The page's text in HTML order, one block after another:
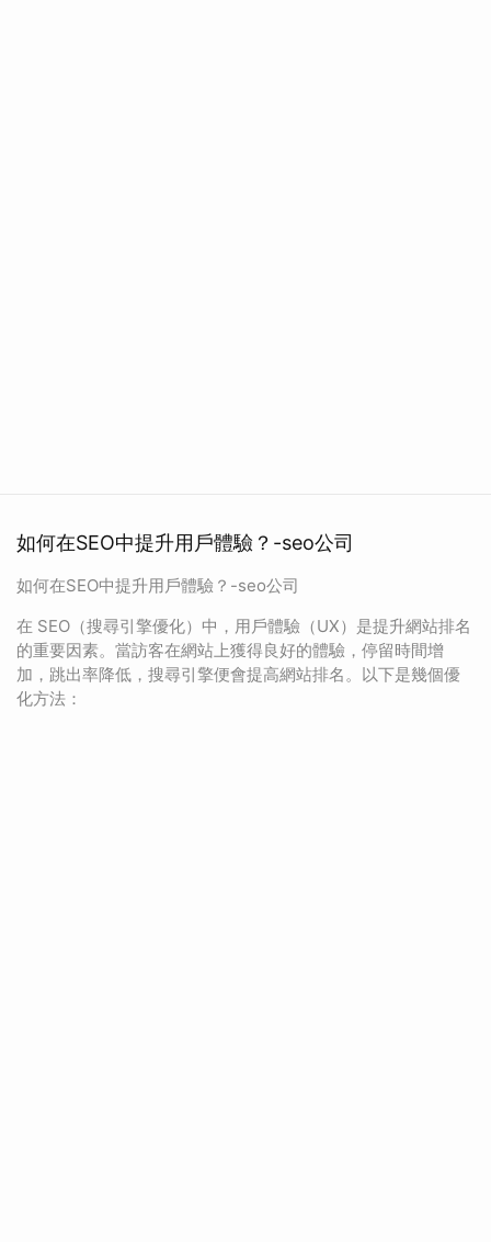
如何在SEO中提升用戶體驗？-seo公司
如何在SEO中提升用戶體驗？-seo公司
在 SEO（搜尋引擎優化）中，用戶體驗（UX）是提升網站排名
的重要因素。當訪客在網站上獲得良好的體驗，停留時間增
加，跳出率降低，搜尋引擎便會提高網站排名。以下是幾個優
化方法：